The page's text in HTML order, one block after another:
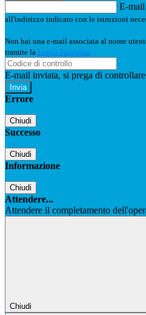
E-mail
all'indirizzo indicato con le istruzioni
Non hai una e-mail associata al nome
tramite la Login Spaggiari
E-mail inviata, si prega di
Errore
Chiudi
Successo
Chiudi
Informazione
Chiudi
Attendere...
Attendere il completamento
Chiudi